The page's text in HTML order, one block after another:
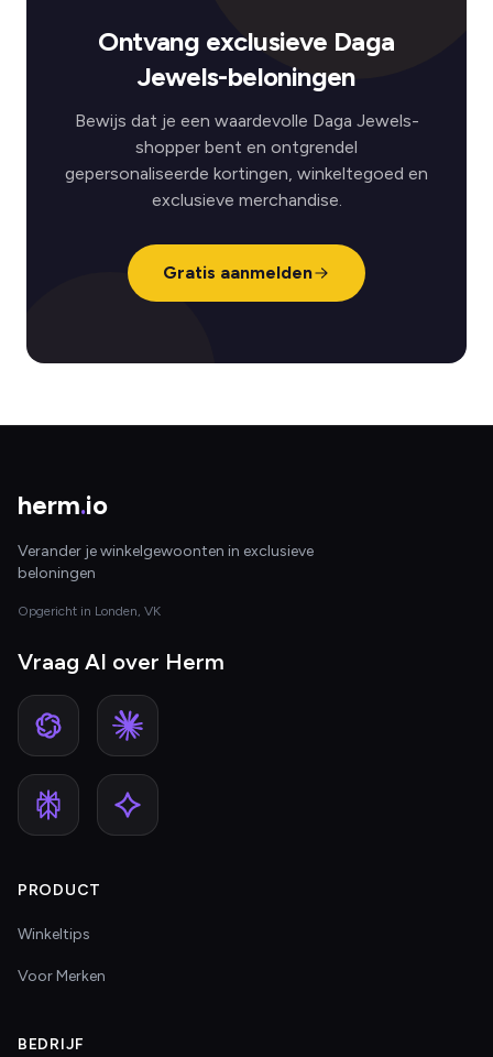
Ontvang exclusieve Daga
Jewels-beloningen
Bewijs dat je een waardevolle Daga Jewels-
shopper bent en ontgrendel
gepersonaliseerde kortingen, winkeltegoed en
exclusieve merchandise.
Gratis aanmelden
herm.io
Verander je winkelgewoonten in exclusieve
beloningen
Opgericht in Londen, VK
Vraag AI over Herm
PRODUCT
Winkeltips
Voor Merken
BEDRIJF